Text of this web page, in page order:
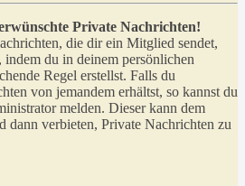
Private Nachrichten!
die dir ein Mitglied sendet,
indem du in deinem persönlichen
Regel erstellst. Falls du
von jemandem erhältst, so kannst du
melden. Dieser kann dem
dann verbieten, Private Nachrichten zu